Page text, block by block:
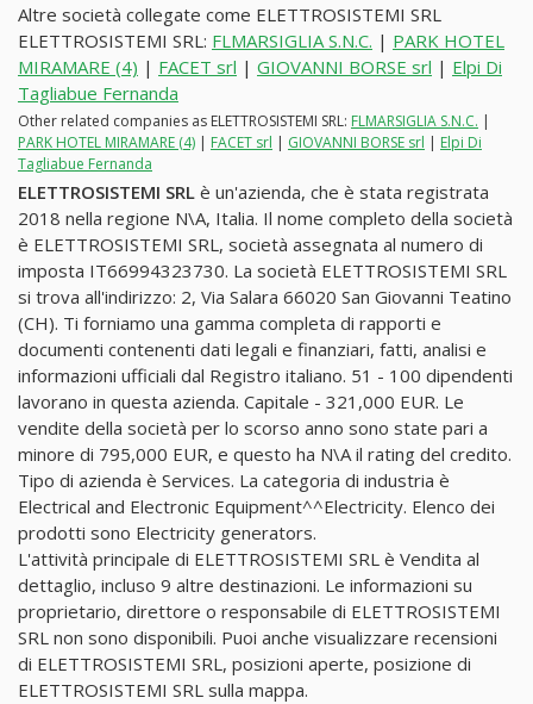
Altre società collegate come ELETTROSISTEMI SRL
ELETTROSISTEMI SRL: FLMARSIGLIA S.N.C. | PARK HOTEL
MIRAMARE (4) | FACET srl | GIOVANNI BORSE srl | Elpi Di
Tagliabue Fernanda
Other related companies as ELETTROSISTEMI SRL: FLMARSIGLIA S.N.C. |
PARK HOTEL MIRAMARE (4) | FACET srl | GIOVANNI BORSE srl | Elpi Di
Tagliabue Fernanda
ELETTROSISTEMI SRL è un'azienda, che è stata registrata
2018 nella regione N\A, Italia. Il nome completo della società
è ELETTROSISTEMI SRL, società assegnata al numero di
imposta IT66994323730. La società ELETTROSISTEMI SRL
si trova all'indirizzo: 2, Via Salara 66020 San Giovanni Teatino
(CH). Ti forniamo una gamma completa di rapporti e
documenti contenenti dati legali e finanziari, fatti, analisi e
informazioni ufficiali dal Registro italiano. 51 - 100 dipendenti
lavorano in questa azienda. Capitale - 321,000 EUR. Le
vendite della società per lo scorso anno sono state pari a
minore di 795,000 EUR, e questo ha N\A il rating del credito.
Tipo di azienda è Services. La categoria di industria è
Electrical and Electronic Equipment^^Electricity. Elenco dei
prodotti sono Electricity generators.
L'attività principale di ELETTROSISTEMI SRL è Vendita al
dettaglio, incluso 9 altre destinazioni. Le informazioni su
proprietario, direttore o responsabile di ELETTROSISTEMI
SRL non sono disponibili. Puoi anche visualizzare recensioni
di ELETTROSISTEMI SRL, posizioni aperte, posizione di
ELETTROSISTEMI SRL sulla mappa.